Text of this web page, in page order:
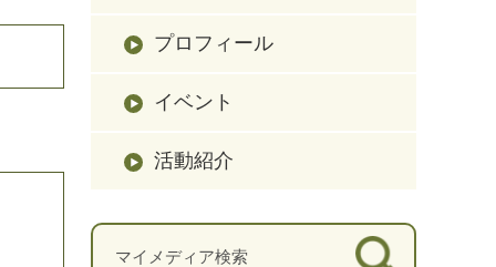
プロフィール
イベント
活動紹介